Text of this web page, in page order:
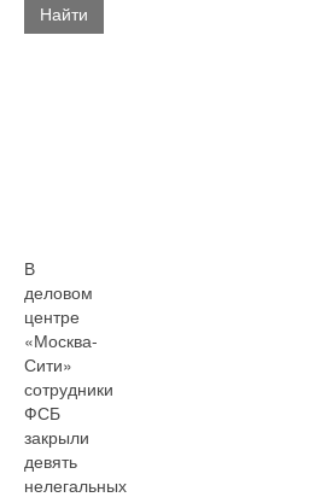
Найти
В
деловом
центре
«Москва-
Сити»
сотрудники
ФСБ
закрыли
девять
нелегальных